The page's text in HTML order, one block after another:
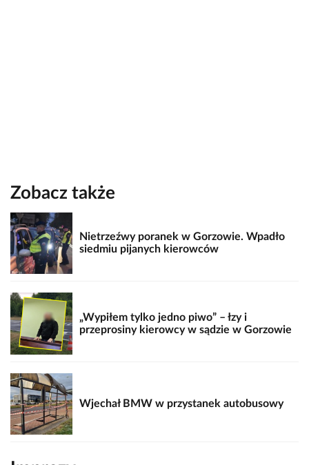
Zobacz także
Nietrzeźwy poranek w Gorzowie. Wpadło
siedmiu pijanych kierowców
„Wypiłem tylko jedno piwo” – łzy i
przeprosiny kierowcy w sądzie w Gorzowie
Wjechał BMW w przystanek autobusowy